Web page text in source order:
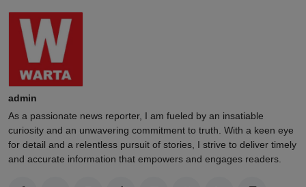
admin
As a passionate news reporter, I am fueled by an insatiable
curiosity and an unwavering commitment to truth. With a keen eye
for detail and a relentless pursuit of stories, I strive to deliver timely
and accurate information that empowers and engages readers.